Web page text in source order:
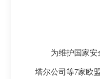
为维护国家
塔尔公司等7家欧